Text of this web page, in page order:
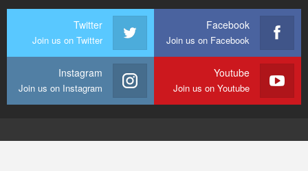
Facebook
Join us on Facebook
Twitter
Join us on Twitter
Youtube
Join us on Youtube
Instagram
Join us on Instagram